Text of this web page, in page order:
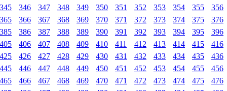
345
346 347 348 349 350 351 352 353 354 355
356
365
366 367 368 369 370 371 372 373 374 375
376
385
386 387 388 389 390 391 392 393 394 395
396
405
406 407 408 409 410 411 412 413 414 415
416
425
426 427 428 429 430 431 432 433 434 435
436
445
446 447 448 449 450 451 452 453 454 455
456
465
466 467 468 469 470 471 472 473 474 475
476